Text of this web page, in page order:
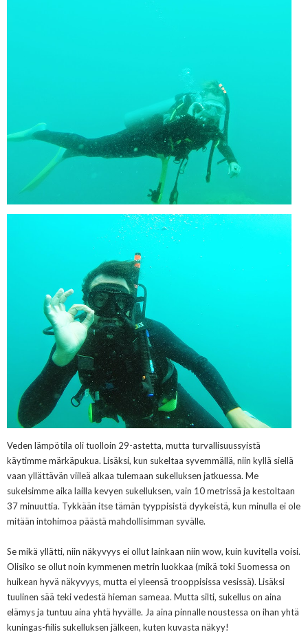
Veden lämpötila oli tuolloin 29-astetta, mutta turvallisuussyistä
käytimme märkäpukua. Lisäksi, kun sukeltaa syvemmällä, niin kyllä siellä
vaan yllättävän viileä alkaa tulemaan sukelluksen jatkuessa. Me
sukelsimme aika lailla kevyen sukelluksen, vain 10 metrissä ja kestoltaan
37 minuuttia. Tykkään itse tämän tyyppisistä dyykeistä, kun minulla ei ole
mitään intohimoa päästä mahdollisimman syvälle.
Se mikä yllätti, niin näkyvyys ei ollut lainkaan niin wow, kuin kuvitella voisi.
Olisiko se ollut noin kymmenen metrin luokkaa (mikä toki Suomessa on
huikean hyvä näkyvyys, mutta ei yleensä trooppisissa vesissä). Lisäksi
tuulinen sää teki vedestä hieman sameaa. Mutta silti, sukellus on aina
elämys ja tuntuu aina yhtä hyvälle. Ja aina pinnalle noustessa on ihan yhtä
kuningas-fiilis sukelluksen jälkeen, kuten kuvasta näkyy!